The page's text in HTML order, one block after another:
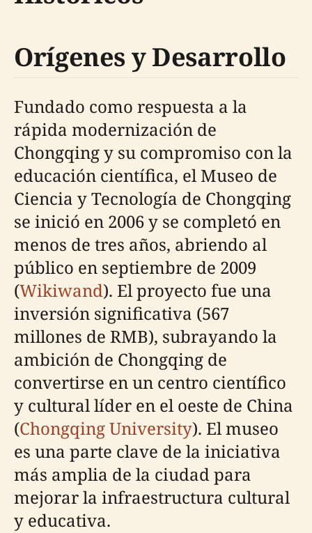
Orígenes y Desarrollo
Fundado como respuesta a la
rápida modernización de
Chongqing y su compromiso con la
educación científica, el Museo de
Ciencia y Tecnología de Chongqing
se inició en 2006 y se completó en
menos de tres años, abriendo al
público en septiembre de 2009
(Wikiwand). El proyecto fue una
inversión significativa (567
millones de RMB), subrayando la
ambición de Chongqing de
convertirse en un centro científico
y cultural líder en el oeste de China
(Chongqing University). El museo
es una parte clave de la iniciativa
más amplia de la ciudad para
mejorar la infraestructura cultural
y educativa.